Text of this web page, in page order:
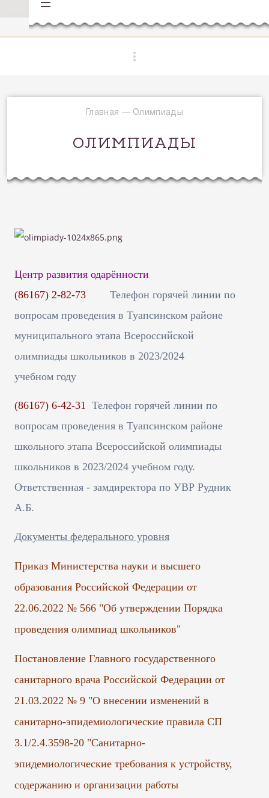
Главная — Олимпиады
ОЛИМПИАДЫ
Центр развития одарённости
(86167) 2-82-73
Телефон горячей линии по
вопросам проведения в Туапсинском районе
муниципального этапа Всероссийской
олимпиады школьников в 2023/2024
учебном году
(86167) 6-42-31 Телефон горячей линии по
вопросам проведения в Туапсинском районе
школьного этапа Всероссийской олимпиады
школьников в 2023/2024 учебном году.
Ответственная - замдиректора по УВР Рудник
А.Б.
Документы федерального уровня
Приказ Министерства науки и высшего
образования Российской Федерации от
22.06.2022 № 566 "Об утверждении Порядка
проведения олимпиад школьников"
Постановление Главного государственного
санитарного врача Российской Федерации от
21.03.2022 № 9 "О внесении изменений в
санитарно-эпидемиологические правила СП
3.1/2.4.3598-20 "Санитарно-
эпидемиологические требования к устройству,
содержанию и организации работы